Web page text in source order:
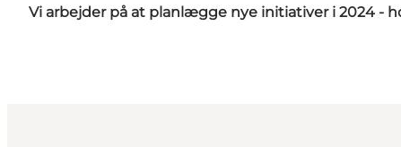
Vi arbejder på at planlægge nye initiativer i 2024 -